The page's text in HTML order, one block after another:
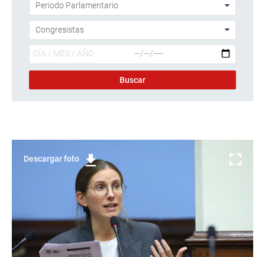
Descargar foto